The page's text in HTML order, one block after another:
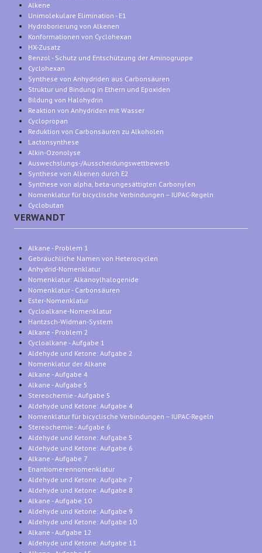
Alkene
Unimolekulare Elimination - E1
Hydroborierung von Alkenen
Konformationen von Cyclohexan
HX-Zusatz
Benzol - Schutz und Entschützung der Aminogruppe
Cyclohexan
Synthese von Anhydriden aus Carbonsäuren
Struktur und Bindung in Ethern und Epoxiden
Bildung von Halohydrin
Reaktion von Anhydriden mit Wasser
Cyclopropan
Reduktion von Carbonsäuren zu Alkoholen
Lactonsynthese
Alkin-Ozonolyse
Auswechslungs-/Ausscheidungswettbewerb
Synthese von Alkenen durch E2
Synthese von alpha, beta-ungesättigten Carbonylen
Nomenklatur für bicyclische Verbindungen – IUPAC-Regeln
Cyclobutan
VERWANDT
Alkane - Problem 1
Gebräuchliche Namen von Heterocyclen
Anhydrid-Nomenklatur
Nomenklatur: Alkanoylhalogenide
Nomenklatur - Carbonsäuren
Ester-Nomenklatur
Cycloalkane-Nomenklatur
Hantzsch-Widman-System
Alkane - Problem 2
Cycloalkane - Aufgabe 1
Aldehyde und Ketone: Aufgabe 2
Nomenklatur der Alkane
Alkane - Aufgabe 4
Alkane - Aufgabe 5
Stereochemie - Aufgabe 5
Aldehyde und Ketone: Aufgabe 4
Nomenklatur für bicyclische Verbindungen – IUPAC-Regeln
Stereochemie - Aufgabe 6
Aldehyde und Ketone: Aufgabe 5
Aldehyde und Ketone: Aufgabe 6
Alkane - Aufgabe 7
Enantiomerennomenklatur
Aldehyde und Ketone: Aufgabe 7
Aldehyde und Ketone: Aufgabe 8
Alkane - Aufgabe 10
Aldehyde und Ketone: Aufgabe 9
Aldehyde und Ketone: Aufgabe 10
Alkane - Aufgabe 12
Aldehyde und Ketone: Aufgabe 11